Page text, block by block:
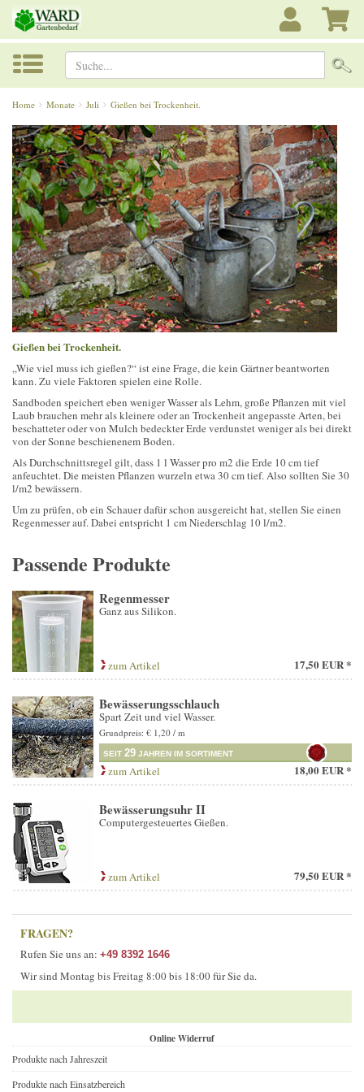
Suche...
Home Monate Juli Gießen bei Trockenheit.
Gießen bei Trockenheit.
„Wie viel muss ich gießen?“ ist eine Frage, die kein Gärtner beantworten
kann. Zu viele Faktoren spielen eine Rolle.
Sandboden speichert eben weniger Wasser als Lehm, große Pflanzen mit viel
Laub brauchen mehr als kleinere oder an Trockenheit angepasste Arten, bei
beschatteter oder von Mulch bedeckter Erde verdunstet weniger als bei direkt
von der Sonne beschienenem Boden.
Als Durchschnittsregel gilt, dass 1 l Wasser pro m2 die Erde 10 cm tief
anfeuchtet. Die meisten Pflanzen wurzeln etwa 30 cm tief. Also sollten Sie 30
l/m2 bewässern.
Um zu prüfen, ob ein Schauer dafür schon ausgereicht hat, stellen Sie einen
Regenmesser auf. Dabei entspricht 1 cm Niederschlag 10 l/m2.
Passende Produkte
Regenmesser
Ganz aus Silikon.
zum Artikel 17,50 EUR *
Bewässerungsschlauch
Spart Zeit und viel Wasser.
Grundpreis: € 1,20 / m
SEIT 29 JAHREN IM SORTIMENT
zum Artikel 18,00 EUR *
Bewässerungsuhr II
Computergesteuertes Gießen.
zum Artikel 79,50 EUR *
FRAGEN?
Rufen Sie uns an: +49 8392 1646
Wir sind Montag bis Freitag 8:00 bis 18:00 für Sie da.
Online Widerruf
Produkte nach Jahreszeit
Produkte nach Einsatzbereich